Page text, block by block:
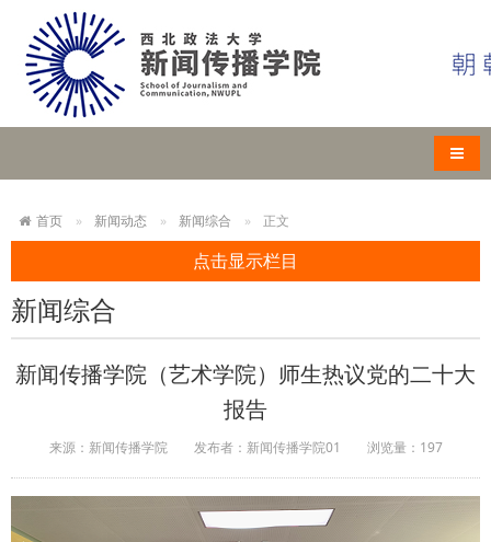
导航
首页 新闻动态 新闻综合 正文
点击显示栏目
新闻综合
新闻传播学院（艺术学院）师生热议党的二十大
报告
来源：新闻传播学院 发布者：新闻传播学院01 浏览量： 197